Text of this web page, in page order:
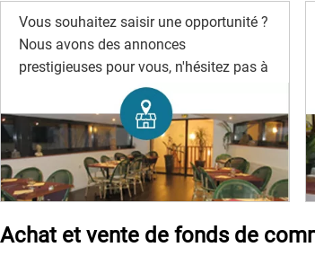
Vous souhaitez saisir une opportunité ?
Nous avons des annonces
prestigieuses pour vous, n'hésitez pas à
Achat et vente de fonds de